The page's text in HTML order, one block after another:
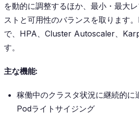
を動的に調整するほか、最小・最大
ストと可用性のバランスを取ります
で、HPA、Cluster Autoscaler、
す。
主な機能:
稼働中のクラスタ状況に継続的に
Podライトサイジング